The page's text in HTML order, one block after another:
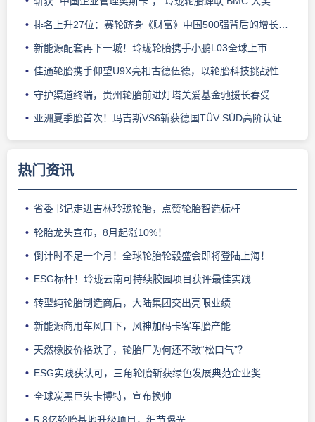
排名上升27位：赛轮跻身《财富》中国500强背后的增长逻辑
新能源配套再下一城！玲珑轮胎携手小鹏L03全球上市
佳通轮胎携手仰望U9X亮相古德伍德，以轮胎科技挑战性能边界
守护渠道终端，贵州轮胎前进灯塔关爱基金驰援长春受灾门店
亚洲夏季胎首次！玛吉斯VS6斩获德国TÜV SÜD高阶认证
热门资讯
省委书记走进吉林玲珑轮胎，点赞轮胎智造标杆
轮胎龙头宣布，8月起涨10%！
倒计时不足一个月！全球轮胎轮毂盛会即将登陆上海！
ESG标杆！玲珑云南可持续胶园项目获评最佳实践
转型纯轮胎制造商后，大陆集团交出亮眼业绩
新能源商用车风口下，风神加码卡客车胎产能
天然橡胶价格跌了，轮胎厂为何还不敢“松口气”？
ESG实践获认可，三角轮胎斩获绿色发展典范企业奖
全球炭黑巨头卡博特，宣布换帅
5.8亿轮胎基地升级项目，细节曝光